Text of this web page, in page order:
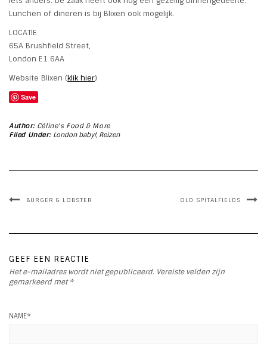
Lunchen of dineren is bij Blixen ook mogelijk.
LOCATIE
65A Brushfield Street,
London E1 6AA
Website Blixen (klik hier)
Save
Author: Céline's Food & More
Filed Under: London baby!, Reizen
BURGER & LOBSTER OLD SPITALFIELDS
GEEF EEN REACTIE
Het e-mailadres wordt niet gepubliceerd. Vereiste velden zijn
gemarkeerd met*
NAME*